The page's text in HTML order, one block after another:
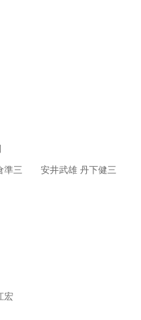
三 安井武雄 丹下健三
宏